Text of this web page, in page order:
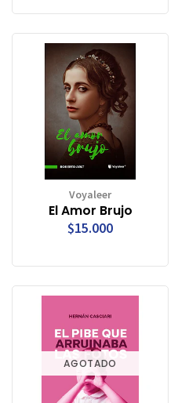
Voyaleer
El Amor Brujo
$15.000
AGOTADO